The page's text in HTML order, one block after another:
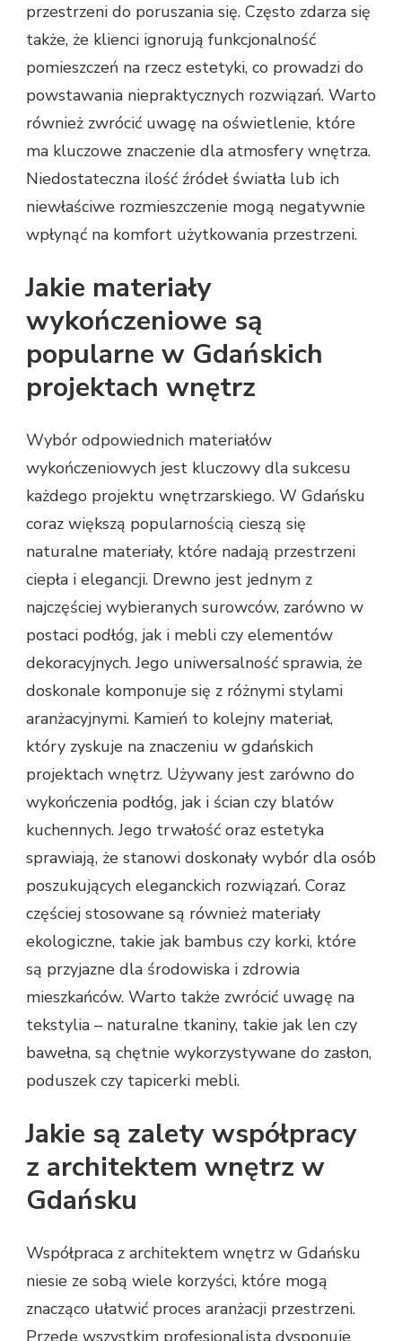
przestrzeni do poruszania się. Często zdarza się
także, że klienci ignorują funkcjonalność
pomieszczeń na rzecz estetyki, co prowadzi do
powstawania niepraktycznych rozwiązań. Warto
również zwrócić uwagę na oświetlenie, które
ma kluczowe znaczenie dla atmosfery wnętrza.
Niedostateczna ilość źródeł światła lub ich
niewłaściwe rozmieszczenie mogą negatywnie
wpłynąć na komfort użytkowania przestrzeni.
Jakie materiały
wykończeniowe są
popularne w Gdańskich
projektach wnętrz
Wybór odpowiednich materiałów
wykończeniowych jest kluczowy dla sukcesu
każdego projektu wnętrzarskiego. W Gdańsku
coraz większą popularnością cieszą się
naturalne materiały, które nadają przestrzeni
ciepła i elegancji. Drewno jest jednym z
najczęściej wybieranych surowców, zarówno w
postaci podłóg, jak i mebli czy elementów
dekoracyjnych. Jego uniwersalność sprawia, że
doskonale komponuje się z różnymi stylami
aranżacyjnymi. Kamień to kolejny materiał,
który zyskuje na znaczeniu w gdańskich
projektach wnętrz. Używany jest zarówno do
wykończenia podłóg, jak i ścian czy blatów
kuchennych. Jego trwałość oraz estetyka
sprawiają, że stanowi doskonały wybór dla osób
poszukujących eleganckich rozwiązań. Coraz
częściej stosowane są również materiały
ekologiczne, takie jak bambus czy korki, które
są przyjazne dla środowiska i zdrowia
mieszkańców. Warto także zwrócić uwagę na
tekstylia – naturalne tkaniny, takie jak len czy
bawełna, są chętnie wykorzystywane do zasłon,
poduszek czy tapicerki mebli.
Jakie są zalety współpracy
z architektem wnętrz w
Gdańsku
Współpraca z architektem wnętrz w Gdańsku
niesie ze sobą wiele korzyści, które mogą
znacząco ułatwić proces aranżacji przestrzeni.
Przede wszystkim profesjonalista dysponuje